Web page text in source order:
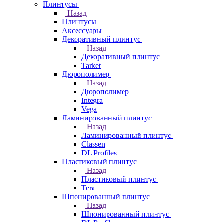
Плинтусы
Назад
Плинтусы
Аксессуары
Декоративный плинтус
Назад
Декоративный плинтус
Tarket
Дюрополимер
Назад
Дюрополимер
Integra
Vega
Ламинированный плинтус
Назад
Ламинированный плинтус
Classen
DL Profiles
Пластиковый плинтус
Назад
Пластиковый плинтус
Tera
Шпонированный плинтус
Назад
Шпонированный плинтус